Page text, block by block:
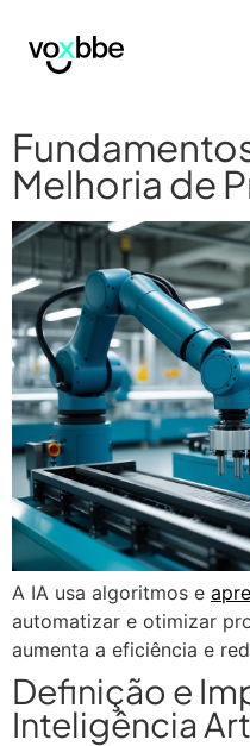
Melhoria de
A IA usa algoritmos e
automatizar e otimizar
aumenta a eficiência e
Definição e
Inteligência